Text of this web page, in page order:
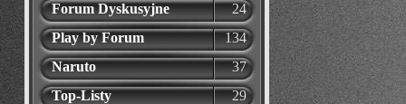
Forum Dyskusyjne
24
Play by Forum
134
Naruto
37
Top-Listy
29